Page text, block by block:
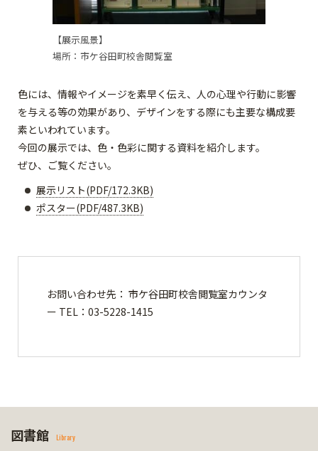
【展示風景】
場所：市ケ谷田町校舎閲覧室
色には、情報やイメージを素早く伝え、人の心理や行動に影響
を与える等の効果があり、デザインをする際にも主要な構成要
素といわれています。
今回の展示では、色・色彩に関する資料を紹介します。
ぜひ、ご覧ください。
展示リスト(PDF/172.3KB)
ポスター(PDF/487.3KB)
お問い合わせ先： 市ケ谷田町校舎閲覧室カウンタ
ー TEL：03-5228-1415
図書館 Library